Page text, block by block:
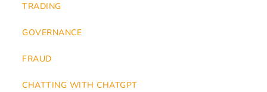
TRADING
GOVERNANCE
FRAUD
CHATTING WITH CHATGPT